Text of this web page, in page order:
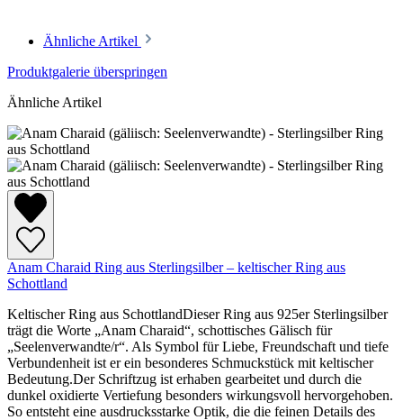
Ähnliche Artikel
Produktgalerie überspringen
Ähnliche Artikel
Anam Charaid Ring aus Sterlingsilber – keltischer Ring aus
Schottland
Keltischer Ring aus SchottlandDieser Ring aus 925er Sterlingsilber
trägt die Worte „Anam Charaid“, schottisches Gälisch für
„Seelenverwandte/r“. Als Symbol für Liebe, Freundschaft und tiefe
Verbundenheit ist er ein besonderes Schmuckstück mit keltischer
Bedeutung.Der Schriftzug ist erhaben gearbeitet und durch die
dunkel oxidierte Vertiefung besonders wirkungsvoll hervorgehoben.
So entsteht eine ausdrucksstarke Optik, die die feinen Details des